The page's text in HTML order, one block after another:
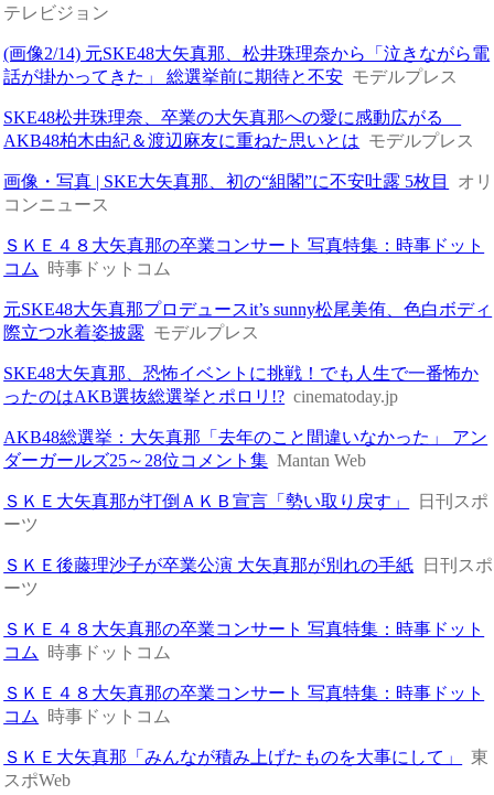
テレビジョン
(画像2/14) 元SKE48大矢真那、松井珠理奈から「泣きながら電
話が掛かってきた」 総選挙前に期待と不安 モデルプレス
SKE48松井珠理奈、卒業の大矢真那への愛に感動広がる
AKB48柏木由紀＆渡辺麻友に重ねた思いとは モデルプレス
画像・写真 | SKE大矢真那、初の“組閣”に不安吐露 5枚目
オリ
コンニュース
ＳＫＥ４８大矢真那の卒業コンサート 写真特集：時事ドット
コム
時事ドットコム
元SKE48大矢真那プロデュースit’s sunny松尾美侑、色白ボディ
際立つ水着姿披露 モデルプレス
SKE48大矢真那、恐怖イベントに挑戦！でも人生で一番怖か
ったのはAKB選抜総選挙とポロリ!? cinematoday.jp
AKB48総選挙：大矢真那「去年のこと間違いなかった」 アン
ダーガールズ25～28位コメント集 Mantan Web
ＳＫＥ大矢真那が打倒ＡＫＢ宣言「勢い取り戻す」
日刊スポ
ーツ
ＳＫＥ後藤理沙子が卒業公演 大矢真那が別れの手紙
日刊スポ
ーツ
ＳＫＥ４８大矢真那の卒業コンサート 写真特集：時事ドット
コム
時事ドットコム
ＳＫＥ４８大矢真那の卒業コンサート 写真特集：時事ドット
コム
時事ドットコム
ＳＫＥ大矢真那「みんなが積み上げたものを大事にして」
東
スポWeb